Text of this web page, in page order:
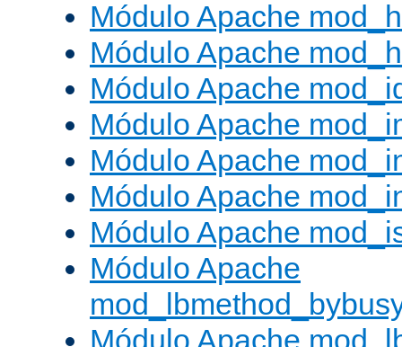
Módulo Apache
Módulo Apache
Módulo Apache
Módulo Apache
Módulo Apache
Módulo Apache
Módulo Apache
Módulo Apache
Módulo Apache